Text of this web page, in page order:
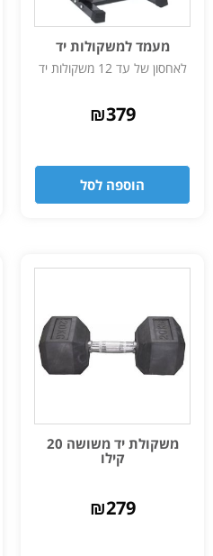
מעמד למשקולות יד
לאחסון של עד 12 משקולות יד
₪379
הוספה לסל
משקולת יד משושה 20
קילו
₪279